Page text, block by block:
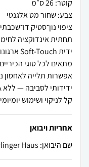
קל לניקוי ושימוש יומיומי
אחריות ויבואן
שם היבואן: Berlinger Haus